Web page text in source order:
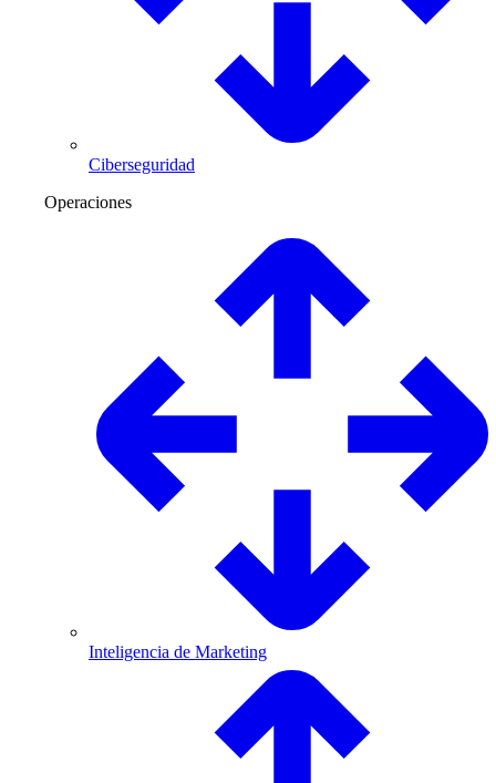
Ciberseguridad
Operaciones
Inteligencia de Marketing